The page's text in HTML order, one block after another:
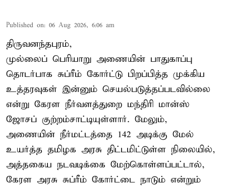
Published on: 06 Aug 2026, 6:06 am
திருவனந்தபுரம்,
முல்லைப் பெரியாறு அணையின் பாதுகாப்பு
தொடர்பாக சுப்ரீம் கோர்ட்டு பிறப்பித்த முக்கிய
உத்தரவுகள் இன்னும் செயல்படுத்தப்படவில்லை
என்று கேரள நீர்வளத்துறை மந்திரி மான்ஸ்
ஜோசப் குற்றம்சாட்டியுள்ளார். மேலும்,
அணையின் நீர்மட்டத்தை 142 அடிக்கு மேல்
உயர்த்த தமிழக அரசு திட்டமிட்டுள்ள நிலையில்,
அத்தகைய நடவடிக்கை மேற்கொள்ளப்பட்டால்,
கேரள அரசு சுப்ரீம் கோர்ட்டை நாடும் என்றும்